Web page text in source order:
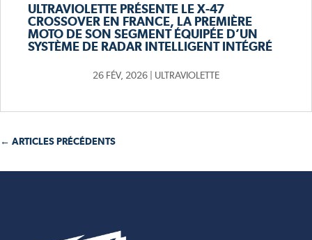
ULTRAVIOLETTE PRÉSENTE LE X-47
CROSSOVER EN FRANCE, LA PREMIÈRE
MOTO DE SON SEGMENT ÉQUIPÉE D’UN
SYSTÈME DE RADAR INTELLIGENT INTÉGRÉ
26 FÉV, 2026 ULTRAVIOLETTE
← ARTICLES PRÉCÉDENTS